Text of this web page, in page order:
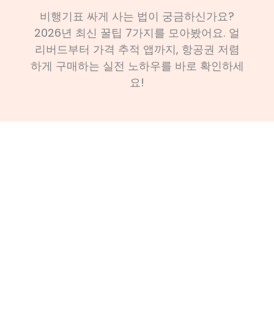
비행기표 싸게 사는 법이 궁금하신가요?
2026년 최신 꿀팁 7가지를 모아봤어요. 얼
리버드부터 가격 추적 앱까지, 항공권 저렴
하게 구매하는 실전 노하우를 바로 확인하세
요!